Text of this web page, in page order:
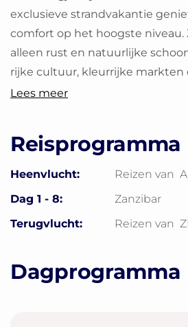
exclusieve strandvakantie
comfort op het hoogste niveau.
alleen rust en natuurlijke
rijke cultuur, kleurrijke markten
Lees meer
Reisprogramma
Heenvlucht: Reizen van
Dag 1 - 8:
Zanzibar
Terugvlucht:
Reizen van
Dagprogramma